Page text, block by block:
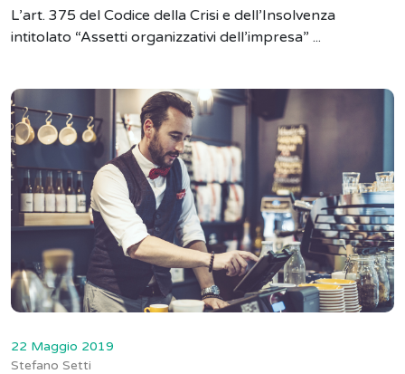
L’art. 375 del Codice della Crisi e dell’Insolvenza
intitolato “Assetti organizzativi dell’impresa” ...
22 Maggio 2019
Stefano Setti